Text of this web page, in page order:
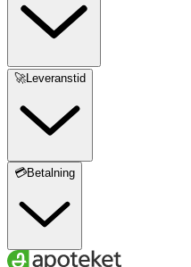
🚀Leveranstid
💳Betalning